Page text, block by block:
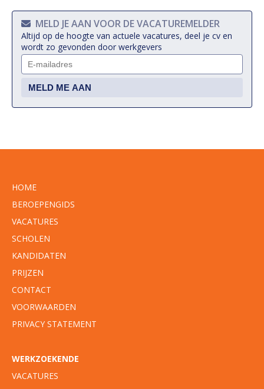
MELD JE AAN VOOR DE VACATUREMELDER
Altijd op de hoogte van actuele vacatures, deel je cv en
wordt zo gevonden door werkgevers
HOME
BEROEPENGIDS
VACATURES
SCHOLEN
KANDIDATEN
PRIJZEN
CONTACT
VOORWAARDEN
PRIVACY STATEMENT
WERKZOEKENDE
VACATURES